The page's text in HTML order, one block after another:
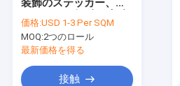
注文車の覆いのビニール
TPU車のペンキの保護フィルム
車のビニールのステッカー
装飾のステッカー、
のビニール ロール
価格:USD 1-3 Per SQM
MOQ:2つのロール
最新価格を得る
接触